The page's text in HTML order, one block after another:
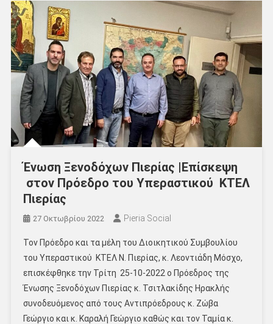
Ένωση Ξενοδόχων Πιερίας |Επίσκεψη
στον Πρόεδρο του Υπεραστικού ΚΤΕΛ
Πιερίας
27 Οκτωβρίου 2022 Pieria Social
Τον Πρόεδρο και τα μέλη του Διοικητικού Συμβουλίου
του Υπεραστικού ΚΤΕΛ Ν. Πιερίας, κ. Λεοντιάδη Μόσχο,
επισκέφθηκε την Τρίτη 25-10-2022 ο Πρόεδρος της
Ένωσης Ξενοδόχων Πιερίας κ. Τσιτλακίδης Ηρακλής
συνοδευόμενος από τους Αντιπρόεδρους κ. Ζώβα
Γεώργιο και κ. Καραλή Γεώργιο καθώς και τον Ταμία κ.